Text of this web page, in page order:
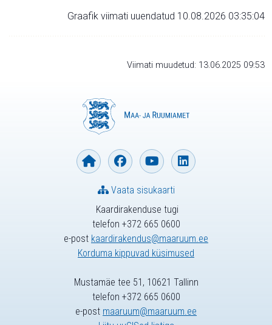
Graafik viimati uuendatud 10.08.2026 03:35:04
Viimati muudetud: 13.06.2025 09:53
Kaardirakenduse tugi
telefon +372 665 0600
e-post kaardirakendus@maaruum.ee
Korduma kippuvad küsimused
Vaata sisukaarti
Mustamäe tee 51, 10621 Tallinn
telefon +372 665 0600
e-post maaruum@maaruum.ee